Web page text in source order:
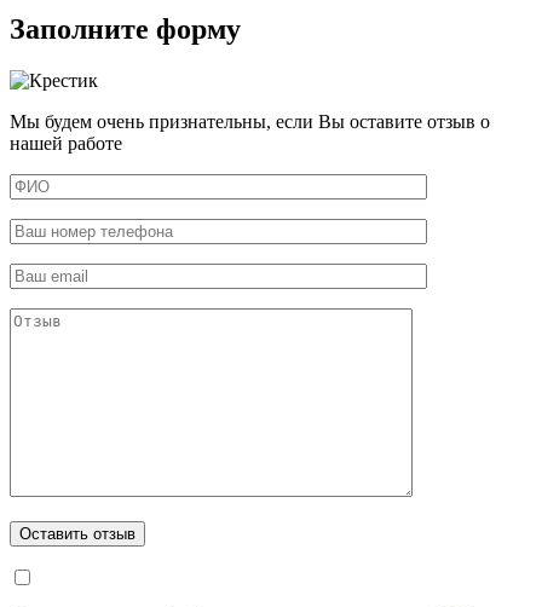
Заполните форму
Мы будем очень признательны, если Вы оставите отзыв о
нашей работе